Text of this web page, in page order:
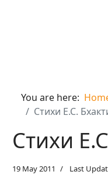
You are here:
Стихи Е.С.
Стихи
19 May 2011 Last